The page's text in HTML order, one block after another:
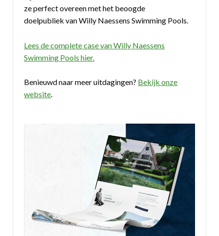
ze perfect overeen met het beoogde
doelpubliek van Willy Naessens Swimming Pools.
Lees de complete case van Willy Naessens
Swimming Pools hier.
Benieuwd naar meer uitdagingen? Bekijk onze
website.